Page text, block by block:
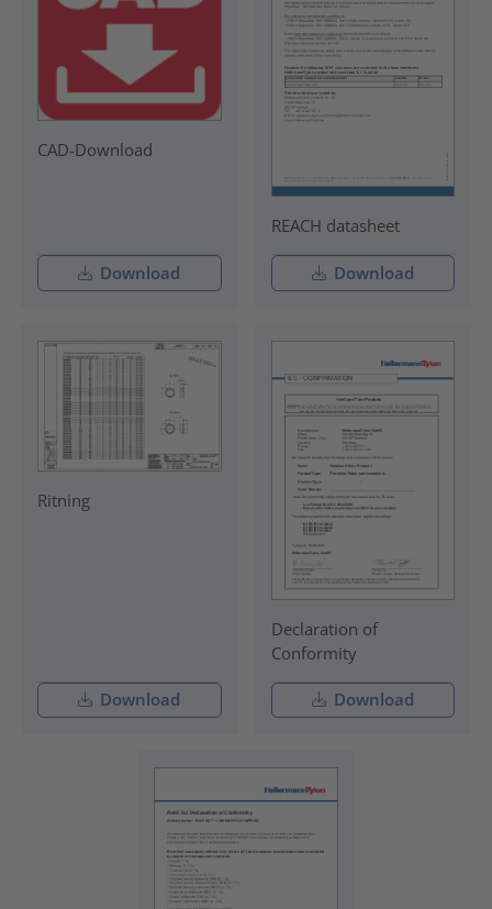
CAD-Download
Download
REACH datasheet
Download
Ritning
Download
Declaration of
Conformity
Download